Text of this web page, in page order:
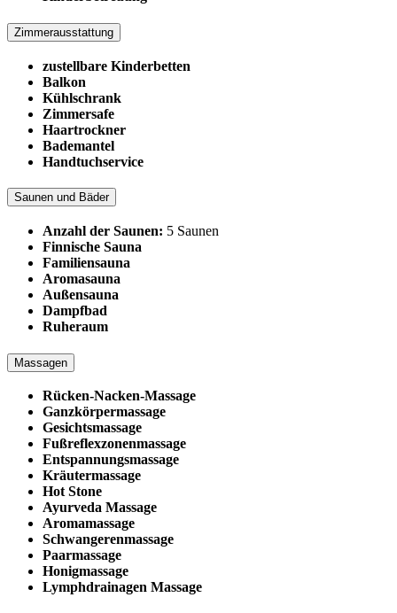
Zimmerausstattung
zustellbare Kinderbetten
Balkon
Kühlschrank
Zimmersafe
Haartrockner
Bademantel
Handtuchservice
Saunen und Bäder
Anzahl der Saunen: 5 Saunen
Finnische Sauna
Familiensauna
Aromasauna
Außensauna
Dampfbad
Ruheraum
Massagen
Rücken-Nacken-Massage
Ganzkörpermassage
Gesichtsmassage
Fußreflexzonenmassage
Entspannungsmassage
Kräutermassage
Hot Stone
Ayurveda Massage
Aromamassage
Schwangerenmassage
Paarmassage
Honigmassage
Lymphdrainagen Massage